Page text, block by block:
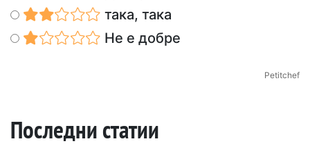
така, така
Не е добре
Petitchef
Последни статии